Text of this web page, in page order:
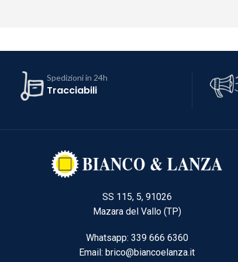
Spedizioni in 24h
Tracciabili
SS 115, 5, 91026
Mazara del Vallo (TP)
Whatsapp: 339 666 6360
Email: brico@biancoelanza.it